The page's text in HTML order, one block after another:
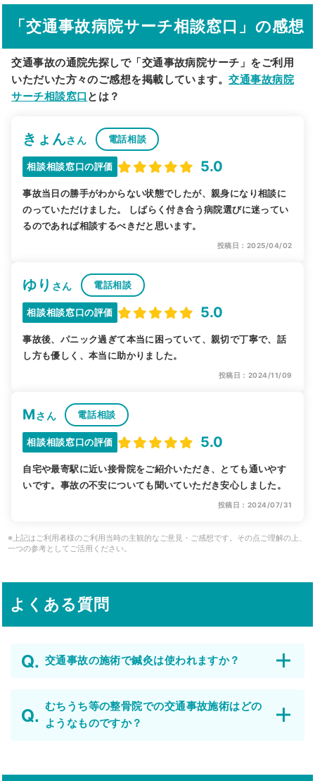
駅から探す 院名から探す
「交通事故病院サーチ相談窓口」の感想
交通事故の通院先探しで「交通事故病院サーチ」をご利用
いただいた方々のご感想を掲載しています。交通事故病院
サーチ相談窓口 とは？
きょんさん 電話相談
相談相談窓口の評価 5.0
事故当日の勝手がわからない状態でしたが、親身になり相談に
のっていただけました。 しばらく付き合う病院選びに迷ってい
るのであれば相談するべきだと思います。
投稿日：2025/04/02
ゆり さん 電話相談
相談相談窓口の評価 5.0
事故後、パニック過ぎて本当に困っていて、親切で丁寧で、話
し方も優しく、本当に助かりました。
投稿日：2024/11/09
Mさん 電話相談
相談相談窓口の評価 5.0
自宅や最寄駅に近い接骨院をご紹介いただき、とても通いやす
いです。事故の不安についても聞いていただき安心しました。
投稿日：2024/07/31
※上記はご利用者様のご利用当時の主観的なご意見・ご感想です。その点ご理解の上、
一つの参考としてご活用ください。
よくある質問
交通事故の施術で鍼灸は使われますか？
むちうち等の整骨院での交通事故施術はどの
ようなものですか？